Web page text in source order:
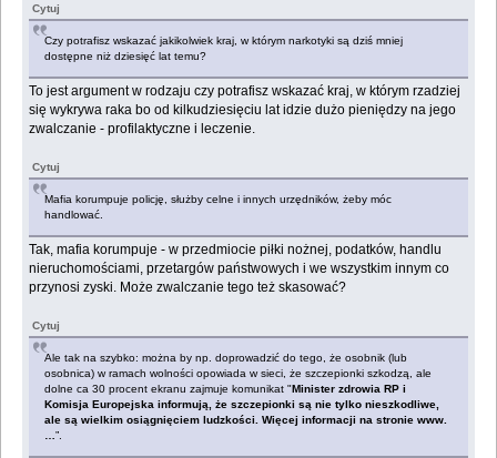
Cytuj
Czy potrafisz wskazać jakikolwiek kraj, w którym narkotyki są dziś mniej
dostępne niż dziesięć lat temu?
To jest argument w rodzaju czy potrafisz wskazać kraj, w którym rzadziej
się wykrywa raka bo od kilkudziesięciu lat idzie dużo pieniędzy na jego
zwalczanie - profilaktyczne i leczenie.
Cytuj
Mafia korumpuje policję, służby celne i innych urzędników, żeby móc
handlować.
Tak, mafia korumpuje - w przedmiocie piłki nożnej, podatków, handlu
nieruchomościami, przetargów państwowych i we wszystkim innym co
przynosi zyski. Może zwalczanie tego też skasować?
Cytuj
Ale tak na szybko: można by np. doprowadzić do tego, że osobnik (lub
osobnica) w ramach wolności opowiada w sieci, że szczepionki szkodzą, ale
dolne ca 30 procent ekranu zajmuje komunikat "Minister zdrowia RP i
Komisja Europejska informują, że szczepionki są nie tylko nieszkodliwe,
ale są wielkim osiągnięciem ludzkości. Więcej informacji na stronie www.
…”.